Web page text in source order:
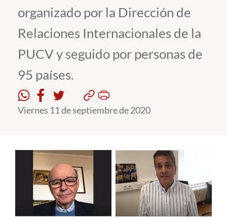
Postgrado
Formación Continua
Estudiantes
Académicos
English
organizado por la Dirección de
Relaciones Internacionales de la
PUCV y seguido por personas de
95 países.
Viernes 11 de septiembre de 2020